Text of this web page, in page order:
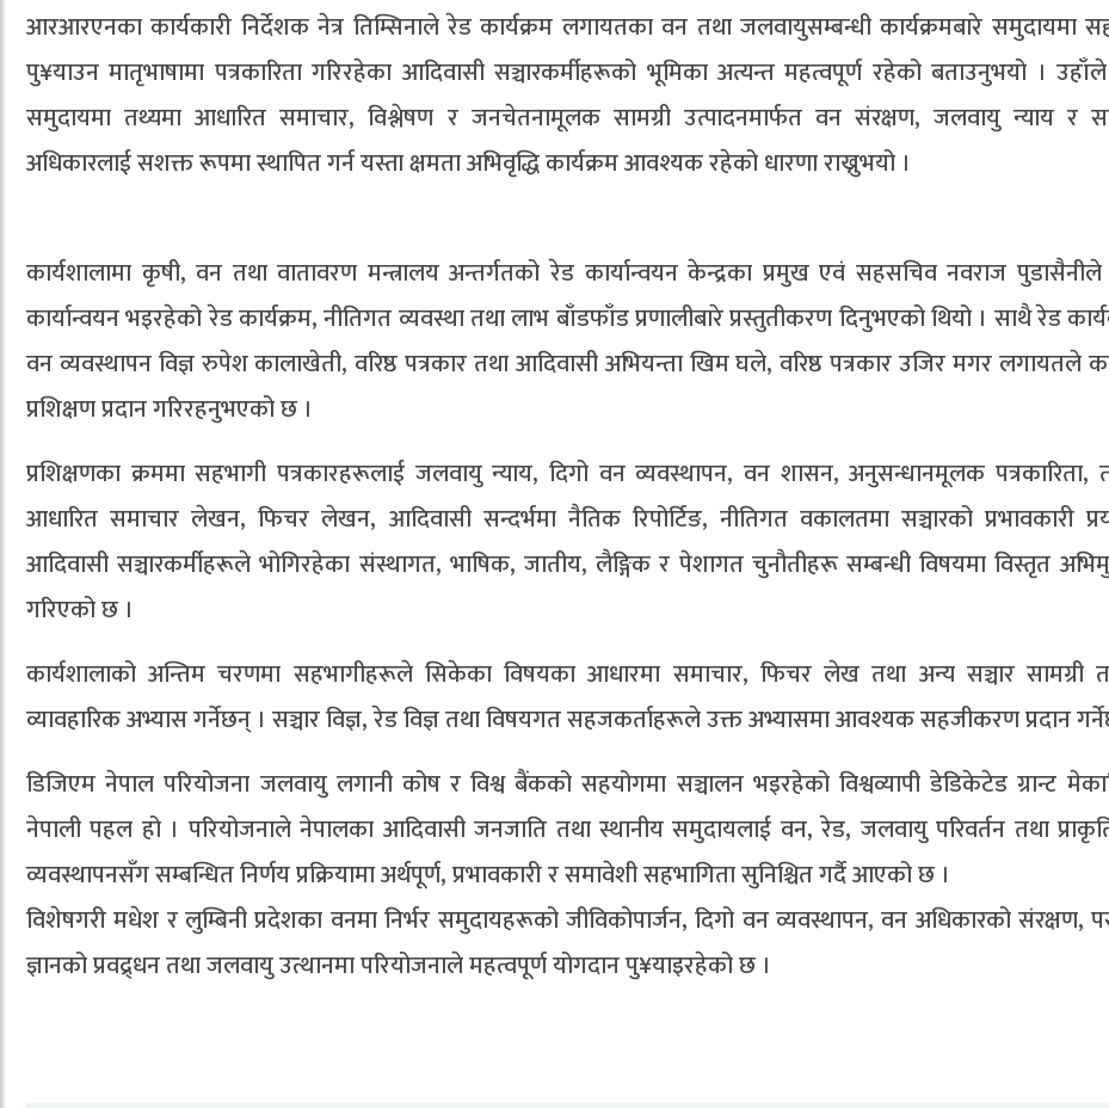
आरआरएनका कार्यकारी निर्देशक नेत्र तिम्सिनाले रेड कार्यक्रम लगायतका वन तथा जलवायुसम्बन्धी कार्यक्रमबारे समुदायमा
पु¥याउन मातृभाषामा पत्रकारिता गरिरहेका आदिवासी सञ्चारकर्मीहरूको भूमिका अत्यन्त महत्वपूर्ण रहेको बताउनुभयो ।
समुदायमा तथ्यमा आधारित समाचार, विश्लेषण र जनचेतनामूलक सामग्री उत्पादनमार्फत वन संरक्षण, जलवायु न्याय र
अधिकारलाई सशक्त रूपमा स्थापित गर्न यस्ता क्षमता अभिवृद्धि कार्यक्रम आवश्यक रहेको धारणा राख्नुभयो ।
कार्यशालामा कृषी, वन तथा वातावरण मन्त्रालय अन्तर्गतको रेड कार्यान्वयन केन्द्रका प्रमुख एवं सहसचिव नवराज
कार्यान्वयन भइरहेको रेड कार्यक्रम, नीतिगत व्यवस्था तथा लाभ बाँडफाँड प्रणालीबारे प्रस्तुतीकरण दिनुभएको थियो । साथै रेड
वन व्यवस्थापन विज्ञ रुपेश कालाखेती, वरिष्ठ पत्रकार तथा आदिवासी अभियन्ता खिम घले, वरिष्ठ पत्रकार उजिर मगर लगायतले
प्रशिक्षण प्रदान गरिरहनुभएको छ ।
प्रशिक्षणका क्रममा सहभागी पत्रकारहरूलाई जलवायु न्याय, दिगो वन व्यवस्थापन, वन शासन, अनुसन्धानमूलक पत्रकारिता,
आधारित समाचार लेखन, फिचर लेखन, आदिवासी सन्दर्भमा नैतिक रिपोर्टिङ, नीतिगत वकालतमा सञ्चारको प्रभावकारी
आदिवासी सञ्चारकर्मीहरूले भोगिरहेका संस्थागत, भाषिक, जातीय, लैङ्गिक र पेशागत चुनौतीहरू सम्बन्धी विषयमा विस्तृत
गरिएको छ ।
कार्यशालाको अन्तिम चरणमा सहभागीहरूले सिकेका विषयका आधारमा समाचार, फिचर लेख तथा अन्य सञ्चार सामग्री
व्यावहारिक अभ्यास गर्नेछन् । सञ्चार विज्ञ, रेड विज्ञ तथा विषयगत सहजकर्ताहरूले उक्त अभ्यासमा आवश्यक सहजीकरण प्रदान
डिजिएम नेपाल परियोजना जलवायु लगानी कोष र विश्व बैंकको सहयोगमा सञ्चालन भइरहेको विश्वव्यापी डेडिकेटेड ग्रान्ट
नेपाली पहल हो । परियोजनाले नेपालका आदिवासी जनजाति तथा स्थानीय समुदायलाई वन, रेड, जलवायु परिवर्तन तथा
व्यवस्थापनसँग सम्बन्धित निर्णय प्रक्रियामा अर्थपूर्ण, प्रभावकारी र समावेशी सहभागिता सुनिश्चित गर्दै आएको छ ।
विशेषगरी मधेश र लुम्बिनी प्रदेशका वनमा निर्भर समुदायहरूको जीविकोपार्जन, दिगो वन व्यवस्थापन, वन अधिकारको संरक्षण,
ज्ञानको प्रवद्र्धन तथा जलवायु उत्थानमा परियोजनाले महत्वपूर्ण योगदान पु¥याइरहेको छ ।